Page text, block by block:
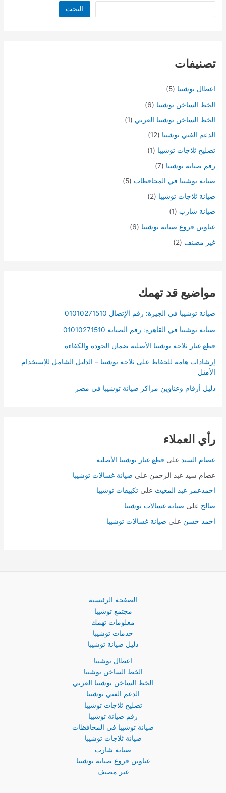
البحث
تصنيفات
اعطال توشيبا (5)
الخط الساخن توشيبا (6)
الخط الساخن توشيبا العربي (1)
الدعم الفني توشيبا (12)
تصليح ثلاجات توشيبا (1)
رقم صيانة توشيبا (7)
صيانة توشيبا في المحافظات (5)
صيانة ثلاجات توشيبا (2)
صيانة شارب (1)
عناوين فروع صيانة توشيبا (6)
غير مصنف (2)
مواضيع قد تهمك
صيانة توشيبا في الجيزة: رقم الإتصال 01010271510
صيانة توشيبا في القاهرة: رقم الصيانة 01010271510
قطع غيار ثلاجة توشيبا الأصلية ضمان الجودة والكفاءة
إرشادات هامة للحفاظ على ثلاجة توشيبا – الدليل الشامل للإستخدام
الأمثل
دليل أرقام وعناوين مراكز صيانة توشيبا في مصر
رأي العملاء
عصام السيد على قطع غيار توشيبا الأصلية
عصام سيد عبد الرحمن على صيانة غسالات توشيبا
احمدعمر عبد المغيث علىتكييفات توشيبا
صالح على صيانة غسالات توشيبا
احمد حسن على صيانة غسالات توشيبا
الصفحة الرئيسية
مجتمع توشيبا
معلومات تهمك
خدمات توشيبا
دليل صيانة توشيبا
اعطال توشيبا
الخط الساخن توشيبا
الخط الساخن توشيبا العربي
الدعم الفني توشيبا
تصليح ثلاجات توشيبا
رقم صيانة توشيبا
صيانة توشيبا في المحافظات
صيانة ثلاجات توشيبا
صيانة شارب
عناوين فروع صيانة توشيبا
غير مصنف